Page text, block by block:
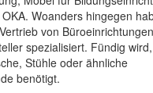
Woanders hingegen
von Büroeinrichtungen
spezialisiert. Fündig
Stühle oder ähnliche
benötigt.